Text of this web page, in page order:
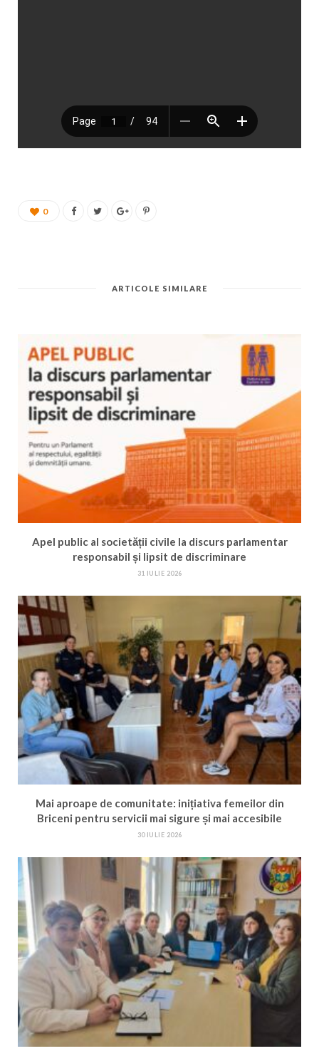
0
ARTICOLE SIMILARE
Apel public al societății civile la discurs parlamentar
responsabil și lipsit de discriminare
31 IULIE 2026
Mai aproape de comunitate: inițiativa femeilor din
Briceni pentru servicii mai sigure și mai accesibile
30 IULIE 2026